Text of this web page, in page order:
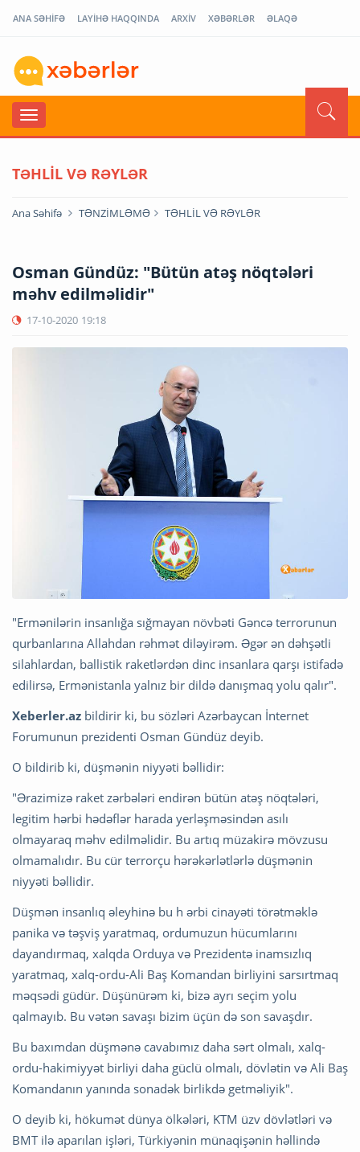
ANA SƏHİFƏ LAYİHƏ HAQQINDA ARXİV XƏBƏRLƏR ƏLAQƏ
TƏHLİL VƏ RƏYLƏR
Ana Səhifə TƏNZİMLƏMƏ TƏHLİL VƏ RƏYLƏR
Osman Gündüz: "Bütün atəş nöqtələri
məhv edilməlidir"
17-10-2020 19:18
"Ermənilərin insanlığa sığmayan növbəti Gəncə terrorunun
qurbanlarına Allahdan rəhmət diləyirəm. Əgər ən dəhşətli
silahlardan, ballistik raketlərdən dinc insanlara qarşı istifadə
edilirsə, Ermənistanla yalnız bir dildə danışmaq yolu qalır".
Xeberler.az bildirir ki, bu sözləri Azərbaycan İnternet
Forumunun prezidenti Osman Gündüz deyib.
O bildirib ki, düşmənin niyyəti bəllidir:
"Ərazimizə raket zərbələri endirən bütün atəş nöqtələri,
legitim hərbi hədəflər harada yerləşməsindən asılı
olmayaraq məhv edilməlidir. Bu artıq müzakirə mövzusu
olmamalıdır. Bu cür terrorçu hərəkərlətlərlə düşmənin
niyyəti bəllidir.
Düşmən insanlıq əleyhinə bu h ərbi cinayəti törətməklə
panika və təşviş yaratmaq, ordumuzun hücumlarını
dayandırmaq, xalqda Orduya və Prezidentə inamsızlıq
yaratmaq, xalq-ordu-Ali Baş Komandan birliyini sarsırtmaq
məqsədi güdür. Düşünürəm ki, bizə ayrı seçim yolu
qalmayıb. Bu vətən savaşı bizim üçün də son savaşdır.
Bu baxımdan düşmənə cavabımız daha sərt olmalı, xalq-
ordu-hakimiyyət birliyi daha güclü olmalı, dövlətin və Ali Baş
Komandanın yanında sonadək birlikdə getməliyik".
O deyib ki, hökumət dünya ölkələri, KTM üzv dövlətləri və
BMT ilə aparılan işləri, Türkiyənin münaqişənin həllində